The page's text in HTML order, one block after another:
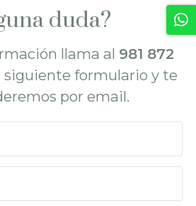
duda?
llama al 981 872
siguiente formulario y te
por email.